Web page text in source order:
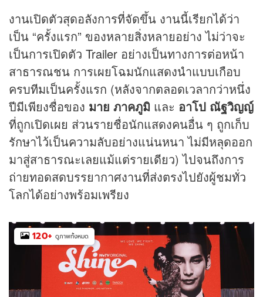
งานเปิดตัวสุดอลังการที่จัดขึ้น งานนี้เรียกได้ว่า
เป็น “ครั้งแรก” ของหลายสิ่งหลายอย่าง ไม่ว่าจะ
เป็นการเปิดตัว Trailer อย่างเป็นทางการต่อหน้า
สาธารณชน การเผยโฉมนักแสดงนำแบบเกือบ
ครบทีมเป็นครั้งแรก (หลังจากตลอดเวลากว่าหนึ่ง
ปีมีเพียงชื่อของ มาย ภาคภูมิ และ อาโป ณัฐวิญญ์
ที่ถูกเปิดเผย ส่วนรายชื่อนักแสดงคนอื่น ๆ ถูกเก็บ
รักษาไว้เป็นความลับอย่างแน่นหนา ไม่มีหลุดออก
มาสู่สาธารณะเลยแม้แต่รายเดียว) ไปจนถึงการ
ถ่ายทอดสดบรรยากาศงานที่ส่งตรงไปยังผู้ชมทั่ว
โลกได้อย่างพร้อมเพรียง
120+ ดูภาพทั้งหมด